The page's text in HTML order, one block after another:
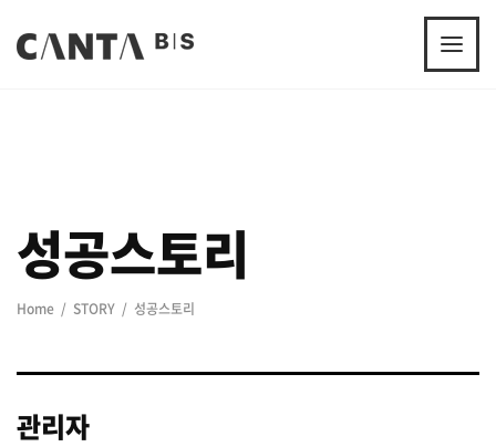
성공스토리
Home STORY 성공스토리
관리자